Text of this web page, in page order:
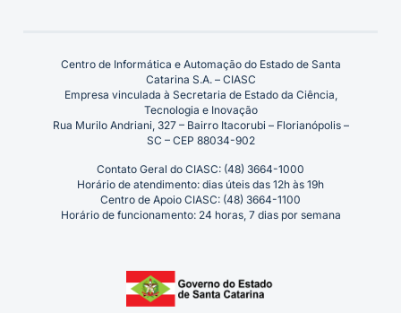
Centro de Informática e Automação do Estado de Santa
Catarina S.A. – CIASC
Empresa vinculada à Secretaria de Estado da Ciência,
Tecnologia e Inovação
Rua Murilo Andriani, 327 – Bairro Itacorubi – Florianópolis –
SC – CEP 88034-902
Contato Geral do CIASC: (48) 3664-1000
Horário de atendimento: dias úteis das 12h às 19h
Centro de Apoio CIASC: (48) 3664-1100
Horário de funcionamento: 24 horas, 7 dias por semana